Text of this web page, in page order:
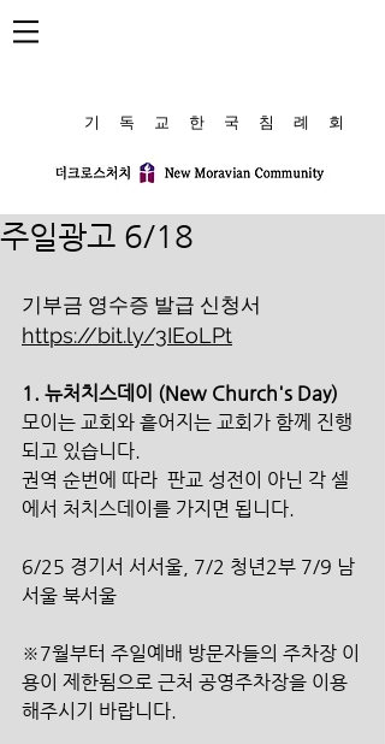
​기 독 교 한 국 침 례 회
주일광고 6/18
기부금 영수증 발급 신청서
https://bit.ly/3IEoLPt
1. 뉴처치스데이 (New Church's Day)
모이는 교회와 흩어지는 교회가 함께 진행
되고 있습니다.
권역 순번에 따라  판교 성전이 아닌 각 셀
에서 처치스데이를 가지면 됩니다.
6/25 경기서 서서울, 7/2 청년2부 7/9 남
서울 북서울
※7월부터 주일예배 방문자들의 주차장 이
용이 제한됨으로 근처 공영주차장을 이용
해주시기 바랍니다.